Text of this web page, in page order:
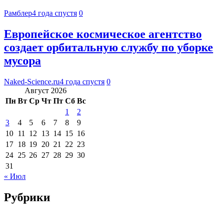
Рамблер4 года спустя 0
Европейское космическое агентство
создает орбитальную службу по уборке
мусора
Naked-Science.ru4 года спустя 0
Август 2026
Пн Вт Ср Чт Пт Сб Вс
1
2
3
4 5 6 7 8
9
10 11 12 13 14 15 16
17 18 19 20 21 22 23
24 25 26 27 28 29 30
31
« Июл
Рубрики